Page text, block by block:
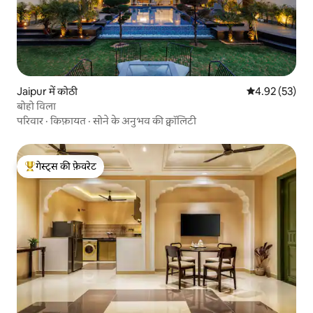
Jaipur में कोठी औसत रेटिंग 5 में
4.92 (53)
बोहो विला
परिवार ·किफ़ायत ·सोने के अनुभव की क्वॉलिटी
गेस्ट्स का टॉप फ़ेवरेट
गेस्ट्स की फ़ेवरेट